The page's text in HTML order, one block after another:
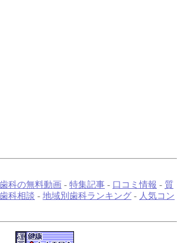
科の無料動画 - 特集記事 - 口コミ情報 - 質
科相談 - 地域別歯科ランキング - 人気コン